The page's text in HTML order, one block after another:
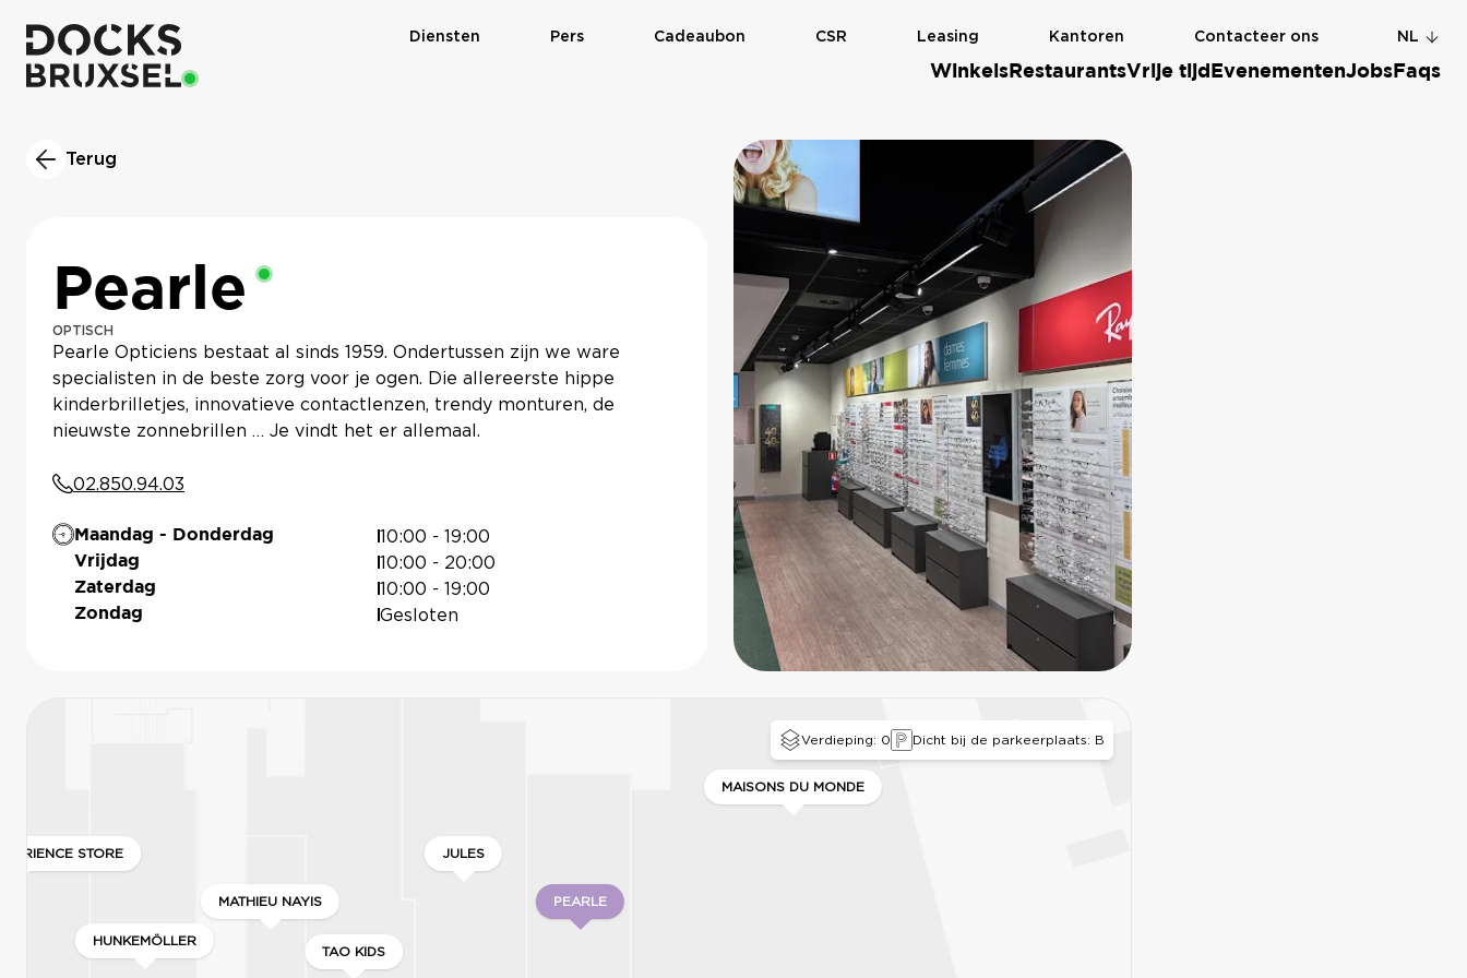
Winkels RestaurantsVrije tijd EvenementenJobs Faqs
Diensten Pers Cadeaubon CSR Leasing Kantoren Contacteer ons NL
Terug
Pearle
OPTISCH
Pearle Opticiens bestaat al sinds 1959. Ondertussen zijn we ware
specialisten in de beste zorg voor je ogen. Die allereerste hippe
kinderbrilletjes, innovatieve contactlenzen, trendy monturen, de
nieuwste zonnebrillen … Je vindt het er allemaal.
02.850.94.03
Maandag - Donderdag 10:00 - 19:00
Vrijdag 10:00 - 20:00
Zaterdag 10:00 - 19:00
Zondag Gesloten
TAO KIDS
STORE
PEARLE
MAISONS DU MONDE
JULES
HUNKEMÖLLER
MATHIEU NAYIS
Verdieping: 0 Dicht bij de parkeerplaats: B